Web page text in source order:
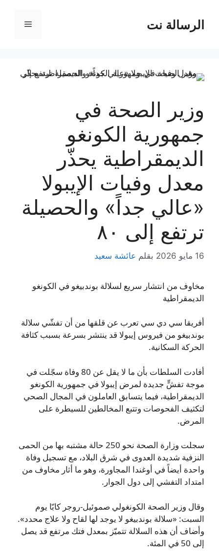
المحتوىالرسالة نت القائمة
وزير الصحة في
جمهورية الكونغو
الديمقراطية يحذّر
معدل وفيات الإيبولا
«عالي جداً» والحصيلة
ترتفع إلى ٨٠
16 مايو 2026 بقلم عائشة سعيد
مخاوف من انتشار سريع لسلالة بوندبيغو في الكونغو
الديمقراطية
أفريقا سي دي سي تعرب عن قلقها من أن تفشّي سلالة
بوندبيغو من فيروس إيبولا قد ينتشر بسرعة بسبب كثافة
الحركة السكانية.
أفادت السلطات بأن ما لا يقل عن 80 وفاة سجّلت في
موجة تفشٍّ جديدة لمرض إيبولا في جمهورية الكونغو
الديمقراطية، فيما يتسابق العاملون في المجال الصحي
لتكثيف الفحوصات وتتبع المخالطين للسيطرة على
المرض.
سجلت وزارة الصحة نحو 250 حالة مشتبه بها من الحمى
النزفية شديدة العدوى في شرق البلاد، مع تسجيل وفاة
واحدة أيضاً في أوغندا المجاورة، وهو ما أثار مخاوف من
امتداد التفشي إلى دول الجوار.
وقال وزير الصحة الكونغولي صموئيل-روجر كابّا يوم
السبت: «سلالة بوندبيغو لا يوجد لها لقاح ولا علاج محدد».
وأضاف أن هذه السلالة تتميّز بمعدل فتك مرتفع قد يصل
إلى 50 في المئة.